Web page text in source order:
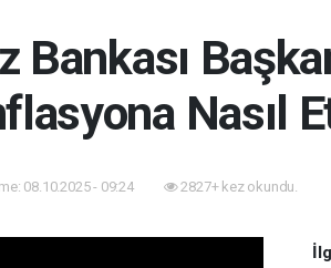
Nasıl
08.10.2025 - 09:24 2827+ kez okundu.